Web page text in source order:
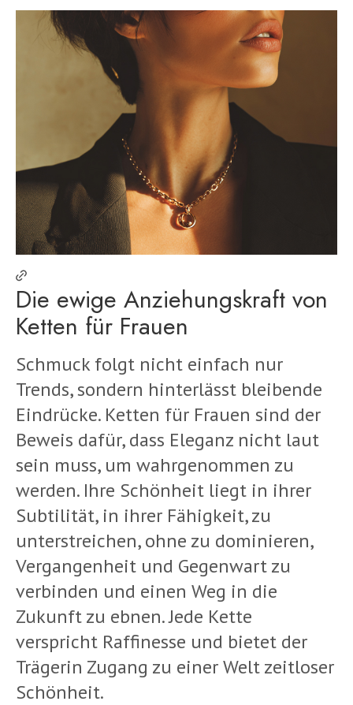
Die ewige Anziehungskraft von
Ketten für Frauen
Schmuck folgt nicht einfach nur
Trends, sondern hinterlässt bleibende
Eindrücke. Ketten für Frauen sind der
Beweis dafür, dass Eleganz nicht laut
sein muss, um wahrgenommen zu
werden. Ihre Schönheit liegt in ihrer
Subtilität, in ihrer Fähigkeit, zu
unterstreichen, ohne zu dominieren,
Vergangenheit und Gegenwart zu
verbinden und einen Weg in die
Zukunft zu ebnen. Jede Kette
verspricht Raffinesse und bietet der
Trägerin Zugang zu einer Welt zeitloser
Schönheit.